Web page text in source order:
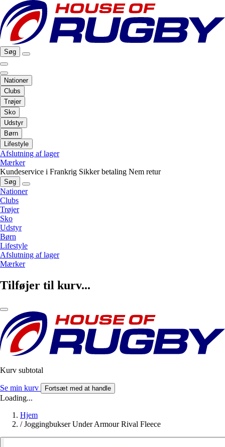
Søg
Nationer
Clubs
Trøjer
Sko
Udstyr
Børn
Lifestyle
Afslutning af lager
Mærker
Kundeservice i Frankrig Sikker betaling Nem retur
Søg
Nationer
Clubs
Trøjer
Sko
Udstyr
Børn
Lifestyle
Afslutning af lager
Mærker
Tilføjer til kurv...
Kurv subtotal
Se min kurv Fortsæt med at handle
Loading...
Hjem
/ Joggingbukser Under Armour Rival Fleece